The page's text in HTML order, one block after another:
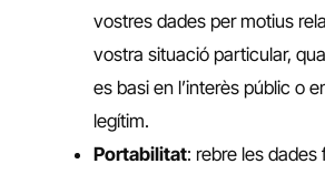
vostres dades per motius
vostra situació particular,
es basi en l’interès públic o
legítim.
Portabilitat: rebre les dades